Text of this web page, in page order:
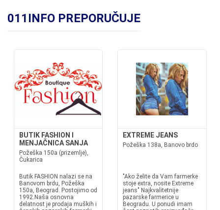
011INFO PREPORUČUJE
BUTIK FASHION I
MENJAČNICA SANJA
Požeška 150a (prizemlje),
Čukarica
Butik FASHION nalazi se na
Banovom brdu, Požeška
150a, Beograd. Postojimo od
1992.Naša osnovna
delatnost je prodaja muških i
EXTREME JEANS
Požeška 138a, Banovo brdo
"Ako želite da Vam farmerke
stoje extra, nosite Extreme
jeans" Najkvalitetnije
pazarske farmerice u
Beogradu. U ponudi imam